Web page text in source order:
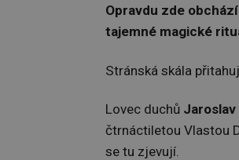
Opravdu zde
tajemné magické
Stránská skála
Lovec duchů Jaroslav
čtrnáctiletou Vlastou
se tu zjevují.